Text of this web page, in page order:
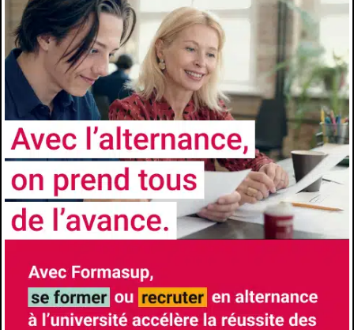
ADMISSION
Niveau d’accès
3e année
Prérequis
Les candidats doivent être titulaires d’une L3
en (Bio)Chimie ou d’un diplôme équivalent
(BUT chimie).
Comment candidater
https://formations.univ-
avignon.fr/formation/master-chimie-
physique-et-analytique-2/